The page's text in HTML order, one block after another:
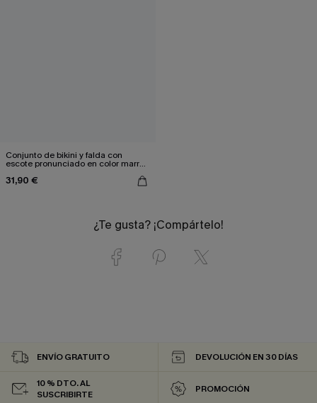
Conjunto de bikini y falda con
escote pronunciado en color marrón
31,90 €
¿Te gusta? ¡Compártelo!
ENVÍO GRATUITO DEVOLUCIÓN EN 30 DÍAS
10 % DTO. AL
SUSCRIBIRTE
PROMOCIÓN